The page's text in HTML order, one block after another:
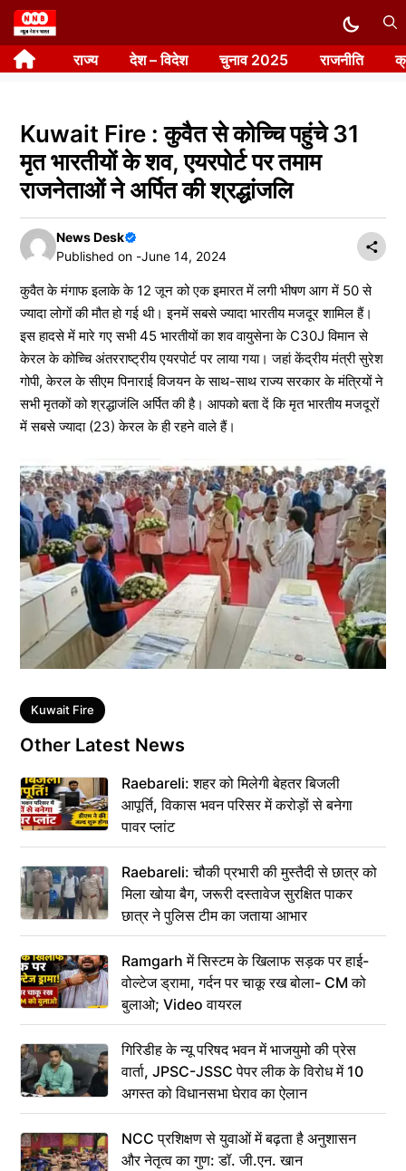
Skip
to
content राज्य देश – विदेश चुनाव 2025 राजनीति
Kuwait Fire : कुवैत से कोच्चि पहुंचे 31
मृत भारतीयों के शव, एयरपोर्ट पर तमाम
राजनेताओं ने अर्पित की श्रद्धांजलि
News Desk
Published on -June 14, 2024
कुवैत के मंगाफ इलाके के 12 जून को एक इमारत में लगी भीषण आग में 50 से
ज्यादा लोगों की मौत हो गई थी। इनमें सबसे ज्यादा भारतीय मजदूर शामिल हैं।
इस हादसे में मारे गए सभी 45 भारतीयों का शव वायुसेना के C30J विमान से
केरल के कोच्चि अंतरराष्ट्रीय एयरपोर्ट पर लाया गया। जहां केंद्रीय मंत्री सुरेश
गोपी, केरल के सीएम पिनाराई विजयन के साथ-साथ राज्य सरकार के मंत्रियों ने
सभी मृतकों को श्रद्धाजंलि अर्पित की है। आपको बता दें कि मृत भारतीय मजदूरों
में सबसे ज्यादा (23) केरल के ही रहने वाले हैं।
Tags
Kuwait Fire
Other Latest News
Raebareli: शहर को मिलेगी बेहतर बिजली
आपूर्ति, विकास भवन परिसर में करोड़ों से बनेगा
पावर प्लांट
Raebareli: चौकी प्रभारी की मुस्तैदी से छात्र को
मिला खोया बैग, जरूरी दस्तावेज सुरक्षित पाकर
छात्र ने पुलिस टीम का जताया आभार
Ramgarh में सिस्टम के खिलाफ सड़क पर हाई-
वोल्टेज ड्रामा, गर्दन पर चाकू रख बोला- CM को
बुलाओ; Video वायरल
गिरिडीह के न्यू परिषद भवन में भाजयुमो की प्रेस
वार्ता, JPSC-JSSC पेपर लीक के विरोध में 10
अगस्त को विधानसभा घेराव का ऐलान
NCC प्रशिक्षण से युवाओं में बढ़ता है अनुशासन
और नेतृत्व का गुण: डॉ. जी.एन. खान